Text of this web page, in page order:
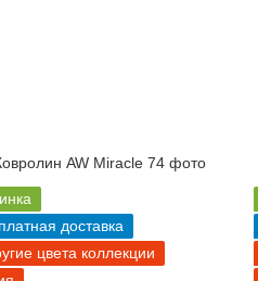
доставка
цвета коллекции